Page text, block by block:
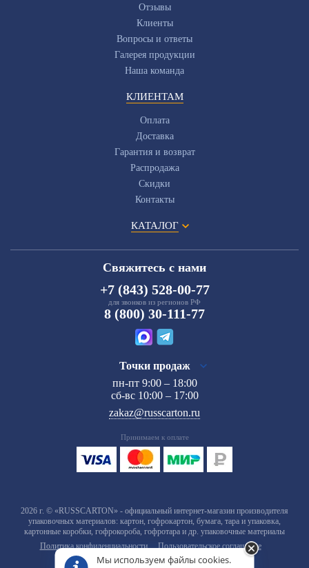
Отзывы
Клиенты
Вопросы и ответы
Галерея продукции
Наша команда
КЛИЕНТАМ
Оплата
Доставка
Гарантия и возврат
Распродажа
Скидки
Контакты
КАТАЛОГ
Свяжитесь с нами
+7 (843) 528-00-77
для звонков из регионов РФ
8 (800) 30-111-77
Точки продаж
пн-пт 9:00 – 18:00
сб-вс 10:00 – 17:00
zakaz@russcarton.ru
Принимаем к оплате
2026 г. © «RUSSCARTON» - официальный интернет-магазин производителя
упаковочных материалов: картон, гофрокартон, бумага, тара и упаковка,
картонные коробки, гофрокороба, гофротара и др. упаковочные материалы
Политика конфиденциальности
Пользовательское соглашение
Мы используем файлы cookies.